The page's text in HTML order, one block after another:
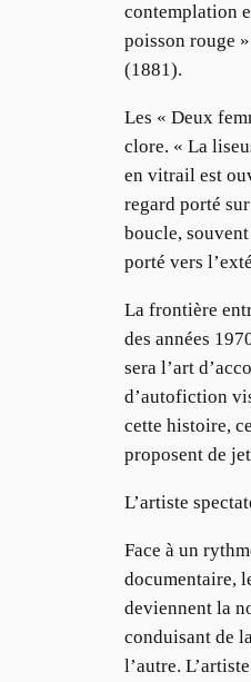
contemplation
poisson rouge
(1881).
Les « Deux
clore. « La
en vitrail est
regard porté
boucle,
porté vers
La frontière
des années
sera l’art
d’autofiction
cette histoire,
proposent de
L’artiste
Face à un
documentaire,
deviennent la
conduisant de
l’autre.